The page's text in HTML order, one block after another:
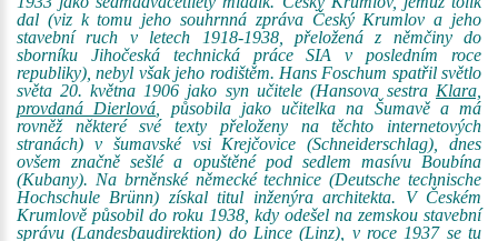
dal (viz k tomu jeho souhrnná zpráva Český Krumlov a jeho
stavební ruch v letech 1918-1938, přeložená z němčiny do
sborníku Jihočeská technická práce SIA v posledním roce
republiky), nebyl však jeho rodištěm. Hans Foschum spatřil světlo
světa 20. května 1906 jako syn učitele (Hansova sestra Klara,
provdaná Dierlová , působila jako učitelka na Šumavě a má
rovněž některé své texty přeloženy na těchto internetových
stranách) v šumavské vsi Krejčovice (Schneiderschlag), dnes
ovšem značně sešlé a opuštěné pod sedlem masívu Boubína
(Kubany). Na brněnské německé technice (Deutsche technische
Hochschule Brünn) získal titul inženýra architekta. V Českém
Krumlově působil do roku 1938, kdy odešel na zemskou stavební
správu (Landesbaudirektion) do Lince (Linz), v roce 1937 se tu